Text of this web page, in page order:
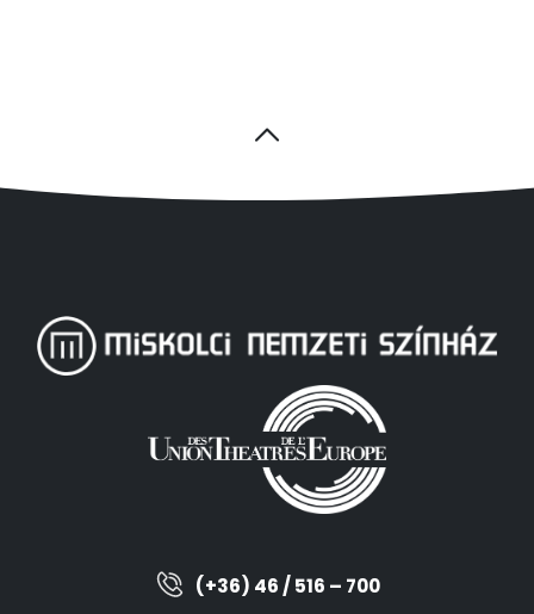
(+36) 46 / 516 – 700